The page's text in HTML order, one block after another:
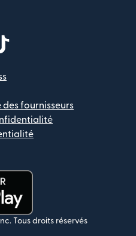
fenêtre)fenêtre)
une nouvelle fenêtre)
dans une nouvelle fenêtre)
dans une nouvelle
fournisseurs
Tous droits réservés